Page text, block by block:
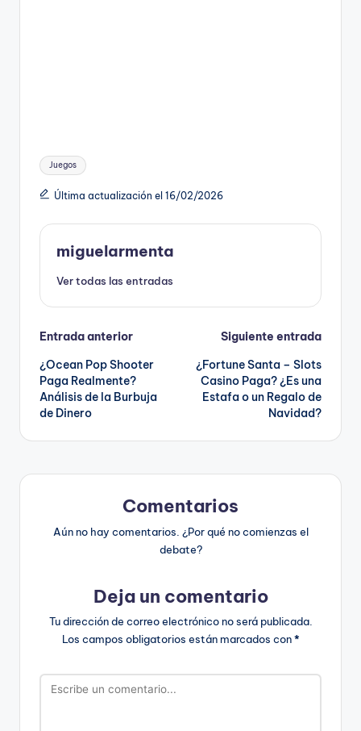
Etiquetas:
Juegos
Última actualización el 16/02/2026
miguelarmenta
Ver todas las entradas
Navegación
de
entradas
Entrada anterior
¿Ocean Pop Shooter
Paga Realmente?
Análisis de la Burbuja
de Dinero
Siguiente entrada
¿Fortune Santa – Slots
Casino Paga? ¿Es una
Estafa o un Regalo de
Navidad?
Comentarios
Aún no hay comentarios. ¿Por qué no comienzas el
debate?
Deja un comentario
Tu dirección de correo electrónico no será publicada.
Los campos obligatorios están marcados con*